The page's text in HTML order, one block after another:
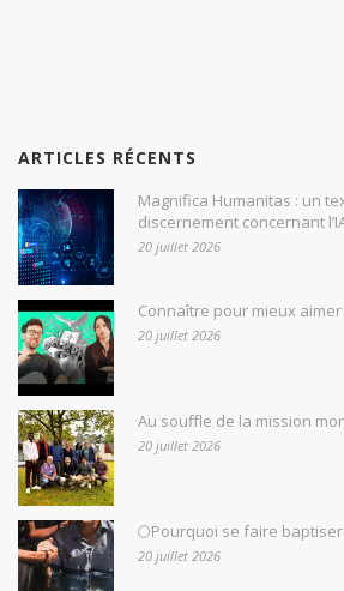
ARTICLES RÉCENTS
Magnifica Humanitas : un
discernement concernant
20 juillet 2026
Connaître pour mieux aimer
20 juillet 2026
Au souffle de la mission
20 juillet 2026
🌕Pourquoi se faire baptiser
20 juillet 2026